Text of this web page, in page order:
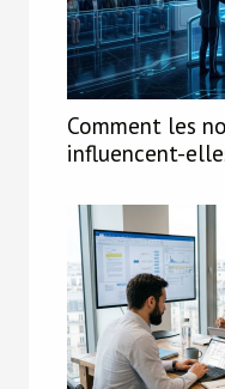
Comment les
influencent-